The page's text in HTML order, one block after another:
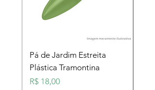
Pá de Jardim Estreita
Plástica Tramontina
Preço
R$ 18,00